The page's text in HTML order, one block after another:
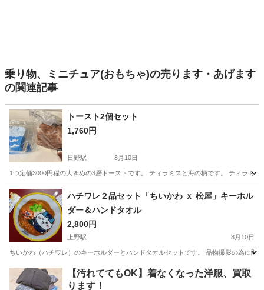
乗り物、ミニチュア(おもちゃ)の売ります・あげます
の関連記事
トースト2個セット
1,760円
日野駅 8月10日
1つ定価3000円程の大きめの3層トーストです。 ティラミスと海の柄です。 ティラミ
東京 日野市 日野駅 おもちゃ ティラミス
ハチワレ２品セット「ちいかわ ｘ 松屋」キーホル
ダー＆ハンドタオル
2,800円
上野駅 8月10日
ちいかわ（ハチワレ）のキーホルダーとハンドタオルセットです。 品物撮影の為に
東京 台東区 上野駅 その他 ハチワレ
【汚れててもOK】着なくなった洋服、買取
ります！